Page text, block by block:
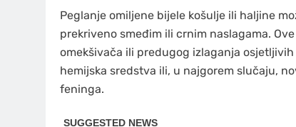
Peglanje omiljene bijele košulje ili haljine
prekriveno smeđim ili crnim naslagama.
omekšivača ili predugog izlaganja
hemijska sredstva ili, u najgorem slučaju,
feninga.